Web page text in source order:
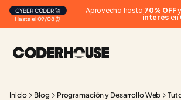
Hasta el 09/08 ⏰
CYBER CODER 🚀 Aprovecha hasta 70% OFF
interés en
Inicio Blog Programación y Desarrollo Web